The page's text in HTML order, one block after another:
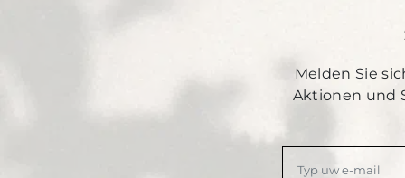
Melden Sie
Aktionen und